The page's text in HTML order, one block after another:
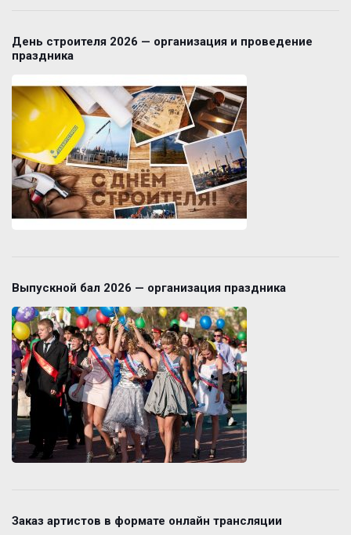
День строителя 2026 — организация и проведение
праздника
Выпускной бал 2026 — организация праздника
Заказ артистов в формате онлайн трансляции